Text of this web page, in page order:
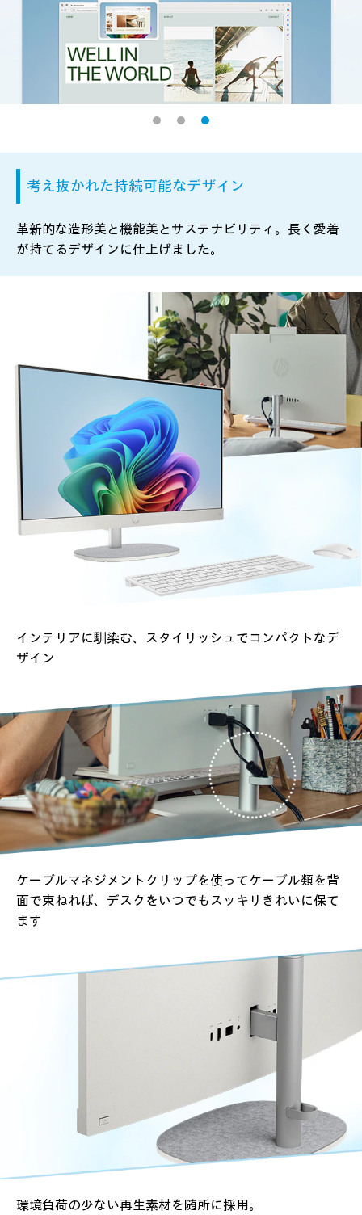
手書きと文字によるプロンプトを組み合わせて、スケッチ
アプリで新しいイメージを生成。繰り返し指示をすること
でアウトプットをより洗練させることができます。
※画像はイメージです
考え抜かれた持続可能なデザイン
革新的な造形美と機能美とサステナビリティ。長く愛着
が持てるデザインに仕上げました。
インテリアに馴染む、
スタイリッシュでコンパクトなデ
ザイン
ケーブルマネジメントクリップを使ってケーブル類を背
面で束ねれば、 デスクをいつでもスッキリきれいに保て
ます
環境負荷の少ない再生素材を随所に採用。